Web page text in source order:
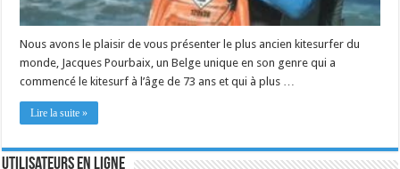
Nous avons le plaisir de vous présenter le plus ancien kitesurfer du
monde, Jacques Pourbaix, un Belge unique en son genre qui a
commencé le kitesurf à l’âge de 73 ans et qui à plus …
Lire la suite »
Utilisateurs en ligne